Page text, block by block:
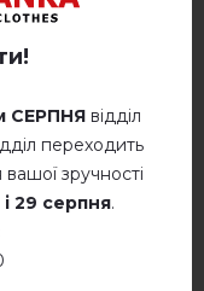
З ВИШНЕВИМ)
(бежева з
СЕРПНЯвідділ
переходить
зручності
і 29 серпня.